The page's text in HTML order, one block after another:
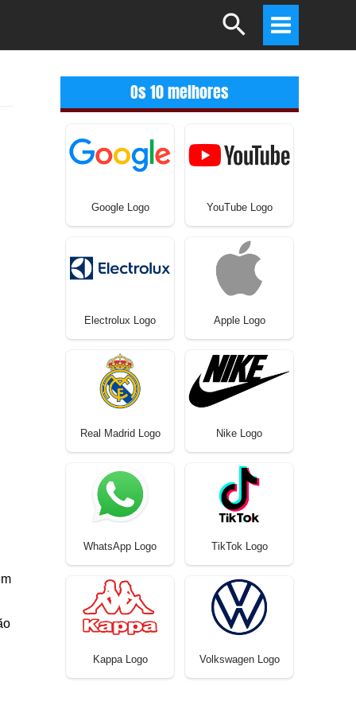
Search
Main
Menu
Os 10 melhores
Google Logo YouTube Logo
Electrolux Logo Apple Logo
Real Madrid Logo Nike Logo
WhatsApp Logo TikTok Logo
Kappa Logo Volkswagen Logo